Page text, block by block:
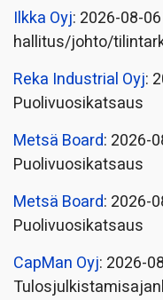
Ilkka Oyj: 2026-08-
hallitus/johto/
Reka Industrial Oyj:
Puolivuosikatsaus
Metsä Board: 2026-
Puolivuosikatsaus
Metsä Board: 2026-
Puolivuosikatsaus
CapMan Oyj: 2026-